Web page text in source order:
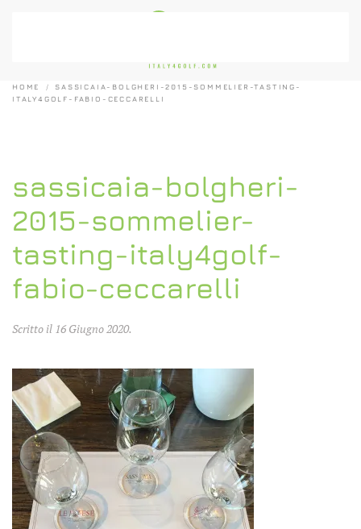
HOME
SASSICAIA-BOLGHERI-2015-SOMMELIER-TASTING-
ITALY4GOLF-FABIO-CECCARELLI
sassicaia-bolgheri-
2015-sommelier-
tasting-italy4golf-
fabio-ceccarelli
Scritto il 16 Giugno 2020.